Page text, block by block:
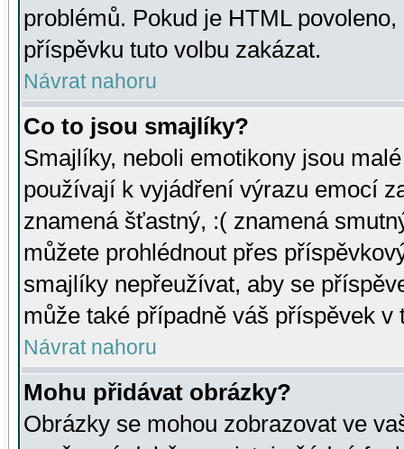
problémů. Pokud je HTML
příspěvku tuto volbu zakázat.
Návrat nahoru
Co to jsou smajlíky?
Smajlíky, neboli emotikony jsou
používají k vyjádření výrazu emocí
znamená šťastný, :( znamená
můžete prohlédnout přes
smajlíky nepřeužívat, aby se
může také případně váš příspěvek v
Návrat nahoru
Mohu přidávat obrázky?
Obrázky se mohou zobrazovat ve